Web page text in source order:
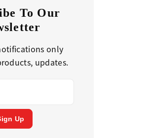
To Our
only
updates.
Up